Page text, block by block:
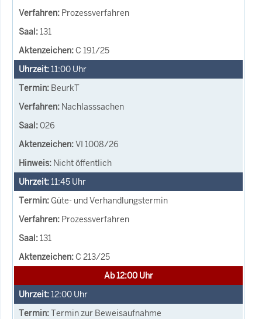
Prozessverfahren
131
C 191/25
11:00 Uhr
BeurkT
Nachlasssachen
026
VI 1008/26
Nicht öffentlich
11:45 Uhr
Güte- und Verhandlungstermin
Prozessverfahren
131
C 213/25
Ab 12:00 Uhr
12:00 Uhr
Termin zur Beweisaufnahme